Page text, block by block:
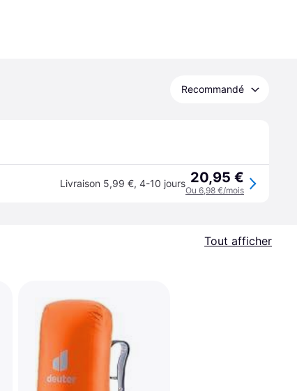
Recommandé
Livraison 5,99 €, 4-10 jours 20,95 €
Ou 6,98 €/mois
Tout afficher